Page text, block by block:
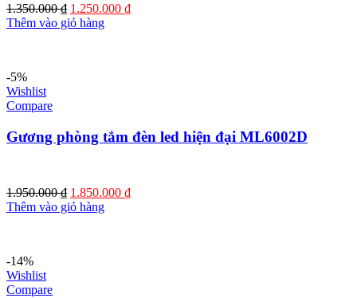
1.350.000₫ Giá
gốc
1.250.000 ₫Giá
Thêm vào giỏ hàng
-5%
Wishlist
Compare
Gương phòng tắm đèn led hiện đại ML6002D
1.950.000₫ Giá
gốc
1.850.000 ₫Giá
Thêm vào giỏ hàng
-14%
Wishlist
Compare